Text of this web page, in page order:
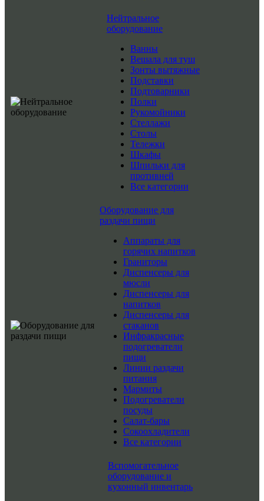
Нейтральное
оборудование
Ванны
Вешала для туш
Зонты вытяжные
Подставки
Подтоварники
Полки
Рукомойники
Стеллажи
Столы
Тележки
Шкафы
Шпильки для
противней
Все категории
Оборудование для
раздачи пищи
Аппараты для
горячих напитков
Граниторы
Диспенсеры для
мюсли
Диспенсеры для
напитков
Диспенсеры для
стаканов
Инфракрасные
подогреватели
пищи
Линии раздачи
питания
Мармиты
Подогреватели
посуды
Салат-бары
Сокоохладители
Все категории
Вспомогательное
оборудование и
кухонный инвентарь